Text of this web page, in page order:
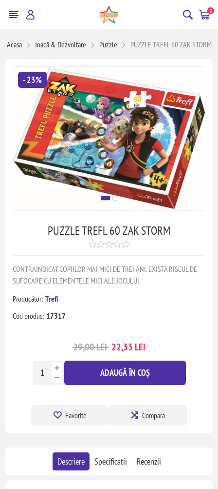
0
Acasa Joacă & Dezvoltare Puzzle PUZZLE TREFL 60 ZAK STORM
- 23%
PUZZLE TREFL 60 ZAK STORM
CONTRAINDICAT COPIILOR MAI MICI DE TREI ANI. EXISTA RISCUL DE
SUFOCARE CU ELEMENTELE MICI ALE JOCULUI.
Producător: Trefl
Cod produs: 17317
29,00 LEI 22,33 LEI
ADAUGĂ ÎN COȘ
Favorite Compara
Descriere Specificatii Recenzii